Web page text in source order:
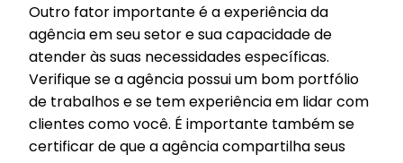
Outro fator importante é a experiência da
agência em seu setor e sua capacidade de
atender às suas necessidades específicas.
Verifique se a agência possui um bom portfólio
de trabalhos e se tem experiência em lidar com
clientes como você. É importante também se
certificar de que a agência compartilha seus